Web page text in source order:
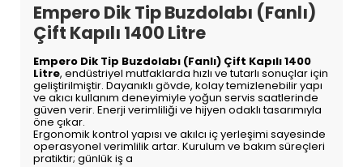
Empero Dik Tip Buzdolabı (Fanlı)
Çift Kapılı 1400 Litre
Empero Dik Tip Buzdolabı (Fanlı) Çift Kapılı 1400
Litre, endüstriyel mutfaklarda hızlı ve tutarlı sonuçlar için
geliştirilmiştir. Dayanıklı gövde, kolay temizlenebilir yapı
ve akıcı kullanım deneyimiyle yoğun servis saatlerinde
güven verir. Enerji verimliliği ve hijyen odaklı tasarımıyla
öne çıkar.
Ergonomik kontrol yapısı ve akılcı iç yerleşimi sayesinde
operasyonel verimlilik artar. Kurulum ve bakım süreçleri
pratiktir; günlük iş a